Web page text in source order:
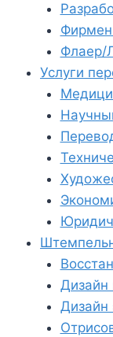
Флаер/
Услуги
Дизайн
Дизайн